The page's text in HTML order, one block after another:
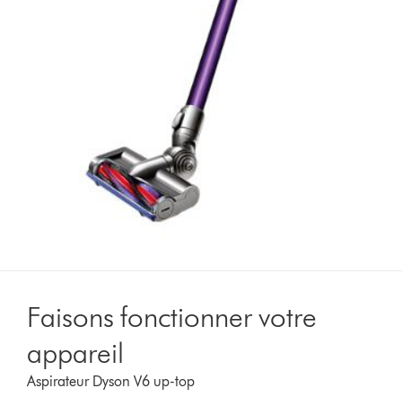
Faisons fonctionner votre
appareil
Aspirateur Dyson V6 up-top